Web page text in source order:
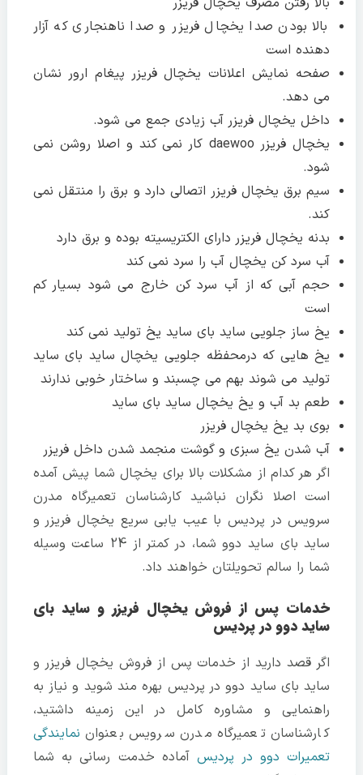
بالا بودن صدا یخچال فریزر و صدا ناهنجاری که آزار
دهنده است
صفحه نمایش اعلانات یخچال فریزر پیغام ارور نشان
می دهد.
داخل یخچال فریزر آب زیادی جمع می شود.
یخچال فریزر daewoo کار نمی کند و اصلا روشن نمی
شود.
سیم برق یخچال فریزر اتصالی دارد و برق را منتقل نمی
کند.
بدنه یخچال فریزر دارای الکتریسیته بوده و برق دارد
آب سرد کن یخچال آب را سرد نمی کند
حجم آبی که از آب سرد کن خارج می شود بسیار کم
است
یخ ساز جلویی ساید بای ساید یخ تولید نمی کند
یخ هایی که درمحفظه جلویی یخچال ساید بای ساید
تولید می شوند بهم می چسبند و ساختار خوبی ندارند
طعم بد آب و یخ یخچال ساید بای ساید
بوی بد یخ یخچال فریزر
آب شدن یخ سبزی و گوشت منجمد شدن داخل فریزر
اگر هر کدام از مشکلات بالا برای یخچال شما پیش آمده
است اصلا نگران نباشید کارشناسان تعمیرگاه مدرن
سرویس در پردیس با عیب یابی سریع یخچال فریزر و
ساید بای ساید دوو شما، در کمتر از 24 ساعت وسیله
شما را سالم تحویلتان خواهند داد.
خدمات پس از فروش یخچال فریزر و ساید بای
ساید دوو در پردیس
اگر قصد دارید از خدمات پس از فروش یخچال فریزر و
ساید بای ساید دوو در پردیس بهره مند شوید و نیاز به
راهنمایی و مشاوره کامل در این زمینه داشتید،
کارشناسان تعمیرگاه مدرن سرویس بعنوان نمایندگی
تعمیرات دوو در پردیسآماده خدمت رسانی به شما